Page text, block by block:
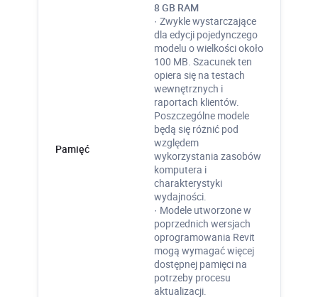
1300 unikalnych filmów
instruktażowych
Gigantyczna wiedza zgromadzona na
kanale youtube PROCAD. Nagrania
wydarzeń i specjalnie tworzony materiał
wideo.
Więcej
Certyfikat Pochodzenia
Oprogramowania
Pamięć
8 GB RAM
· Zwykle wystarczające
dla edycji pojedynczego
modelu o wielkości około
100 MB. Szacunek ten
opiera się na testach
wewnętrznych i
raportach klientów.
Poszczególne modele
będą się różnić pod
względem
wykorzystania zasobów
komputera i
charakterystyki
wydajności.
· Modele utworzone w
poprzednich wersjach
oprogramowania Revit
mogą wymagać więcej
dostępnej pamięci na
potrzeby procesu
aktualizacji.